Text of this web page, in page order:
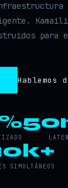
para
Hablemos
SIMULTÁNEOS